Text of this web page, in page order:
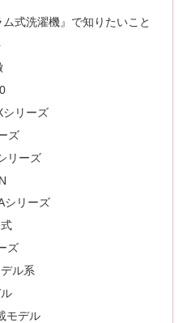
式洗濯機』で知りたいこと
シリーズ
ズ
リーズ
シリーズ
ズ
ル系
モデル